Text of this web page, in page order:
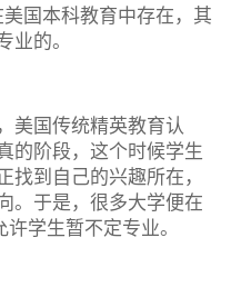
国本科教育中存在，其
的。
美国传统精英教育认
的阶段，这个时候学生
到自己的兴趣所在，
。于是，很多大学便在
学生暂不定专业。